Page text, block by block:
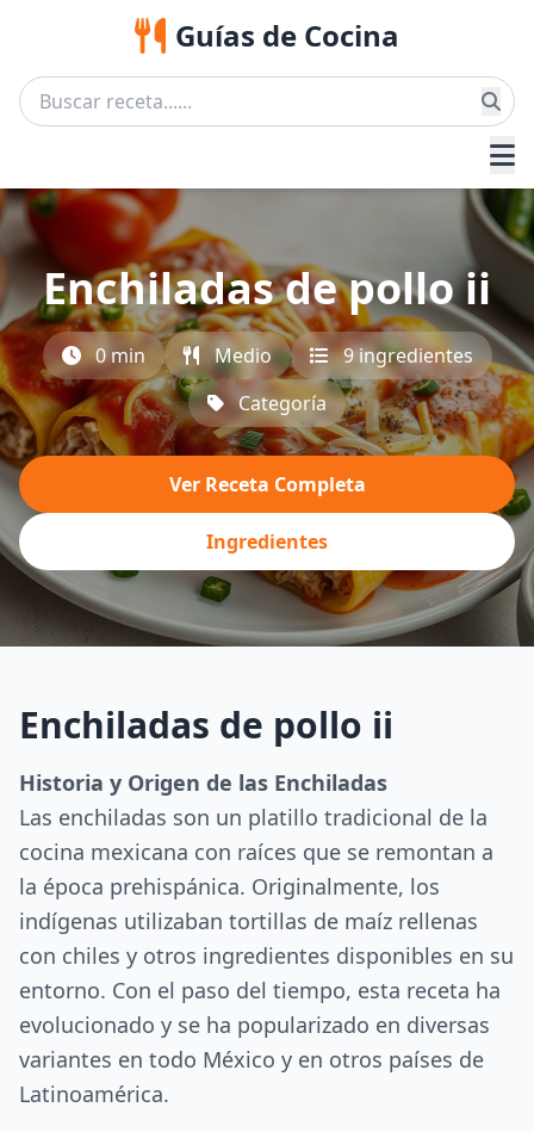
Guías de Cocina
Enchiladas de pollo ii
0 min Medio
9 ingredientes
Categoría
Ver Receta Completa
Ingredientes
Enchiladas de pollo ii
Historia y Origen de las Enchiladas
Las enchiladas son un platillo tradicional de la
cocina mexicana con raíces que se remontan a
la época prehispánica. Originalmente, los
indígenas utilizaban tortillas de maíz rellenas
con chiles y otros ingredientes disponibles en su
entorno. Con el paso del tiempo, esta receta ha
evolucionado y se ha popularizado en diversas
variantes en todo México y en otros países de
Latinoamérica.